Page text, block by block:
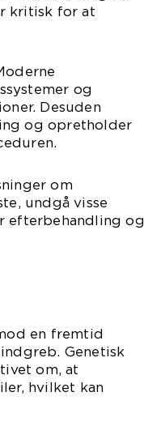
kritisk for at
og
Desuden
og opretholder
om
undgå visse
efterbehandling og
en fremtid
Genetisk
om, at
hvilket kan